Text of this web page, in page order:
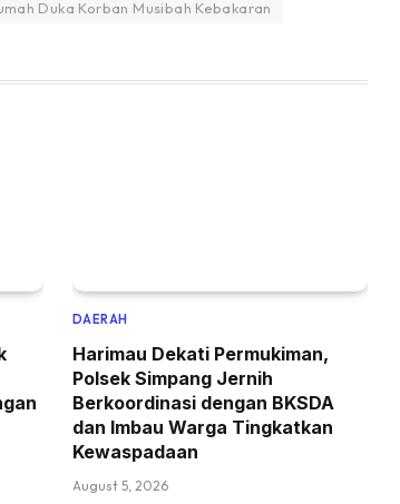
Duka Korban Musibah Kebakaran
DAERAH
Harimau Dekati Permukiman,
Polsek Simpang Jernih
Berkoordinasi dengan BKSDA
dan Imbau Warga Tingkatkan
Kewaspadaan
August 5, 2026